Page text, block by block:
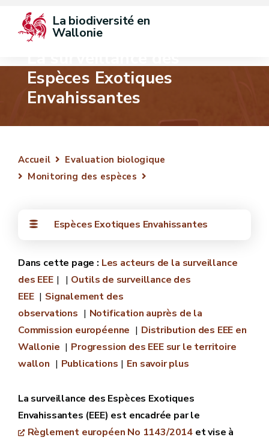
La biodiversité en
Wallonie
Espèces Exotiques
Envahissantes
Accueil
Evaluation biologique
Monitoring des espèces
Espèces Exotiques Envahissantes
Les acteurs de la surveillance
des EEE
Outils de surveillance des
EEE
Signalement des
observations
Notification auprès de la
Commission européenne
Distribution des EEE en
Wallonie
Progression des EEE sur le territoire
wallon
Publications En savoir plus
La surveillance des Espèces Exotiques
Envahissantes (EEE) est encadrée par le
Règlement européen No 1143/2014 et vise à